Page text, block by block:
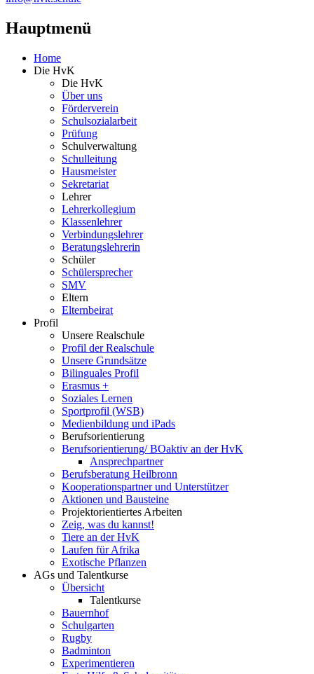
Hauptmenü
Home
Die HvK
Die HvK
Über uns
Förderverein
Schulsozialarbeit
Prüfung
Schulverwaltung
Schulleitung
Hausmeister
Sekretariat
Lehrer
Lehrerkollegium
Klassenlehrer
Verbindungslehrer
Beratungslehrerin
Schüler
Schülersprecher
SMV
Eltern
Elternbeirat
Profil
Unsere Realschule
Profil der Realschule
Unsere Grundsätze
Bilinguales Profil
Erasmus +
Soziales Lernen
Sportprofil (WSB)
Medienbildung und iPads
Berufsorientierung
Berufsorientierung/ BOaktiv an der HvK
Ansprechpartner
Berufsberatung Heilbronn
Kooperationspartner und Unterstützer
Aktionen und Bausteine
Projektorientiertes Arbeiten
Zeig, was du kannst!
Tiere an der HvK
Laufen für Afrika
Exotische Pflanzen
AGs und Talentkurse
Übersicht
Talentkurse
Bauernhof
Schulgarten
Rugby
Badminton
Experimentieren